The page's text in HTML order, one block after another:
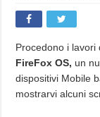
Procedono i lavori
FireFox OS, un
dispositivi Mobile
mostrarvi alcuni